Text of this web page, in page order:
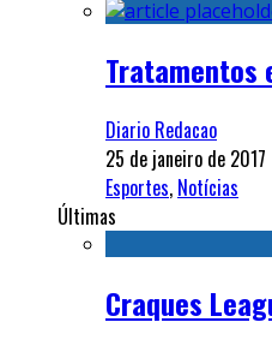
Diario Redacao
25 de janeiro de 2017
Esportes, Notícias
Últimas
Craques